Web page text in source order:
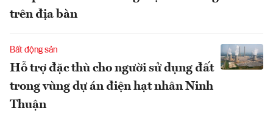
trên địa bàn
Bất động sản
Hỗ trợ đặc thù cho người sử dụng đất
trong vùng dự án điện hạt nhân Ninh
Thuận